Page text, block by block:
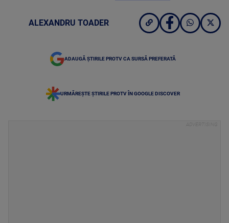
ALEXANDRU TOADER
ADAUGĂ ȘTIRILE PROTV CA SURSĂ PREFERATĂ
URMĂREȘTE ȘTIRILE PROTV ÎN GOOGLE DISCOVER